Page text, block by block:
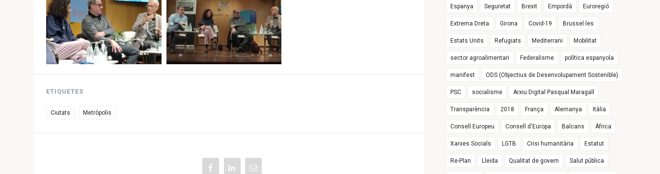
ETIQUETES
Ciutats Metròpolis
Espanya Seguretat Brexit Empordà Euroregió
Extrema Dreta Girona Covid-19 Brussel·les
Estats Units Refugiats Mediterrani Mobilitat
sector agroalimentari Federalisme política espanyola
manifest ODS (Objectius de Desenvolupament Sostenible)
PSC socialisme Arxiu Digital Pasqual Maragall
Transparència 2018 França Alemanya Itàlia
Consell Europeu Consell d'Europa Balcans Àfrica
Xarxes Socials LGTB Crisi humanitària Estatut
Re-Plan Lleida Qualitat de govern Salut pública